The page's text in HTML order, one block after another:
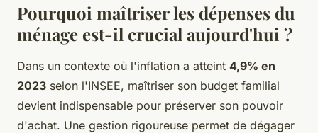
Pourquoi maîtriser les dépenses du
ménage est-il crucial aujourd'hui ?
Dans un contexte où l'inflation a atteint 4,9% en
2023 selon l'INSEE, maîtriser son budget familial
devient indispensable pour préserver son pouvoir
d'achat. Une gestion rigoureuse permet de dégager